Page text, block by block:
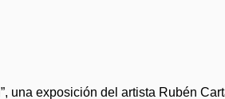
una exposición del artista Rubén